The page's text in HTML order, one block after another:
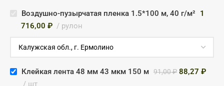
Воздушно-пузырчатая пленка 1.5*100 м, 40 г/м²
1
716,00 ₽ рулон
Клейкая лента 48 мм 43 мкм 150 м 91,00₽ 88,27 ₽
шт